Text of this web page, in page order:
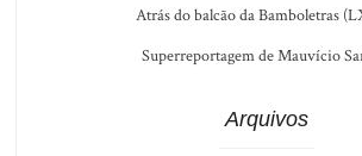
Atrás do balcão da Bamboletras
Superreportagem de Mauvício
Arquivos